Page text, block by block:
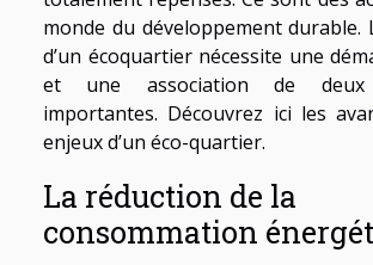
monde du développement durable.
d’un écoquartier nécessite une
et une association de deux
importantes. Découvrez ici les
enjeux d’un éco-quartier.
La réduction de la
consommation